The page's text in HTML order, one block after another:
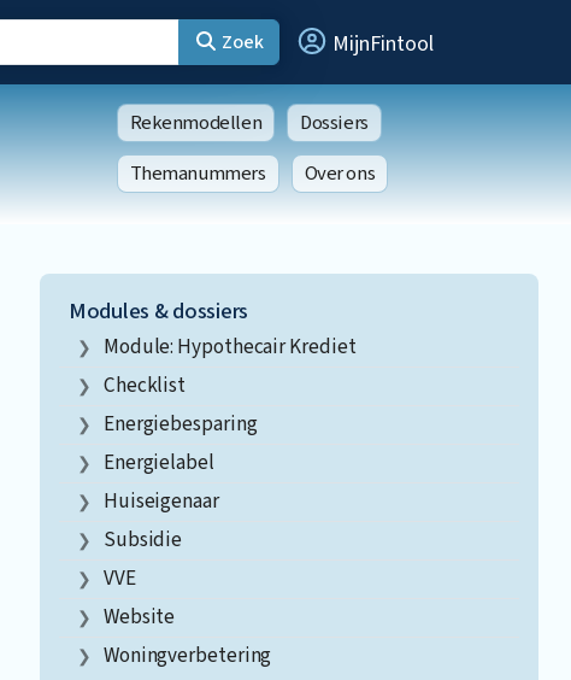
Zoek MijnFintool
Rekenmodellen
Dossiers
Themanummers
Over ons
Modules & dossiers
Module: Hypothecair Krediet
Checklist
Energiebesparing
Energielabel
Huiseigenaar
Subsidie
VVE
Website
Woningverbetering